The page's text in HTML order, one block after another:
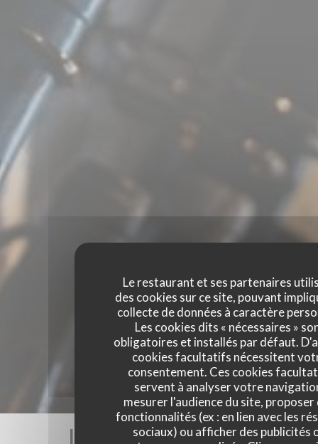
Le restaurant et ses partenaires
des cookies sur ce site, pouvant
collecte de données à caractère
Les cookies dits « nécessaires »
obligatoires et installés par défaut.
cookies facultatifs nécessitent
consentement. Ces cookies
servent à analyser votre
mesurer l'audience du site, proposer
fonctionnalités (ex : en lien avec les
sociaux) ou afficher des publicités